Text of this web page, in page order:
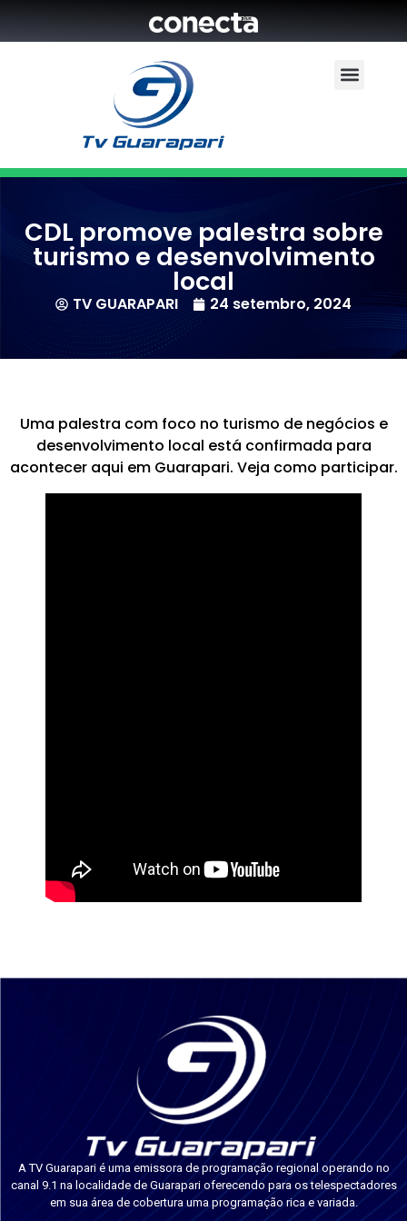
CDL promove palestra sobre
turismo e desenvolvimento
local
TV GUARAPARI 24 setembro, 2024
Uma palestra com foco no turismo de negócios e
desenvolvimento local está confirmada para
acontecer aqui em Guarapari. Veja como participar.
A TV Guarapari é uma emissora de programação regional operando no
canal 9.1 na localidade de Guarapari oferecendo para os telespectadores
em sua área de cobertura uma programação rica e variada.